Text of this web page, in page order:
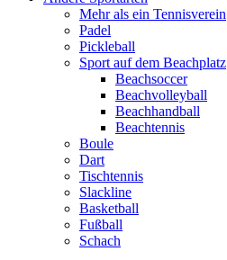
Mehr als ein Tennisverein
Padel
Pickleball
Sport auf dem Beachplatz
Beachsoccer
Beachvolleyball
Beachhandball
Beachtennis
Boule
Dart
Tischtennis
Slackline
Basketball
Fußball
Schach